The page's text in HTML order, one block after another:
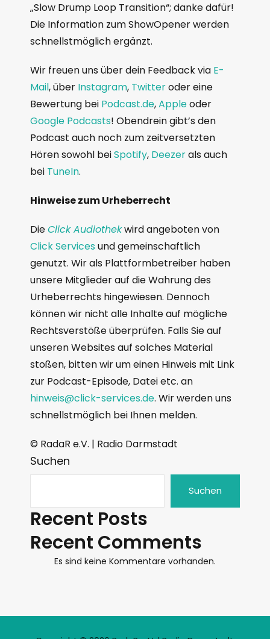
„Slow Drump Loop Transition“; danke dafür!
Die Information zum ShowOpener werden
schnellstmöglich ergänzt.
Wir freuen uns über dein Feedback via E-
Mail, über Instagram, Twitteroder eine
Bewertung bei Podcast.de,Appleoder
Google Podcasts! Obendrein gibt’s den
Podcast auch noch zum zeitversetzten
Hören sowohl beiSpotify, Deezerals auch
bei TuneIn.
Hinweise zum Urheberrecht
DieClick Audiothekwird angeboten von
Click Servicesund gemeinschaftlich
genutzt. Wir als Plattformbetreiber haben
unsere Mitglieder auf die Wahrung des
Urheberrechts hingewiesen. Dennoch
können wir nicht alle Inhalte auf mögliche
Rechtsverstöße überprüfen. Falls Sie auf
unseren Websites auf solches Material
stoßen, bitten wir um einen Hinweis mit Link
zur Podcast-Episode, Datei etc. an
hinweis@click-services.de. Wir werden uns
schnellstmöglich bei Ihnen melden.
© RadaR e.V. | Radio Darmstadt
Suchen
Suchen
Recent Posts
Recent Comments
Es sind keine Kommentare vorhanden.